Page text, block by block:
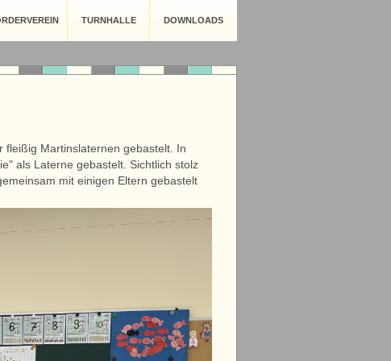
TURNHALLE DOWNLOADS
fleißig Martinslaternen gebastelt. In
als Laterne gebastelt. Sichtlich stolz
mit einigen Eltern gebastelt